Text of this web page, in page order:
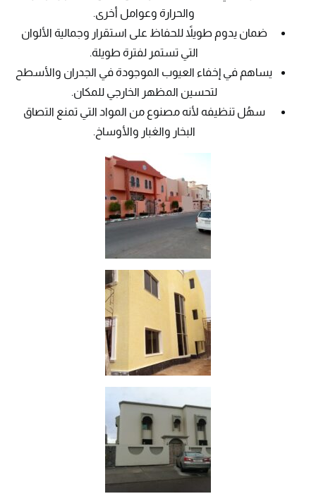
والحرارة وعوامل أخرى.
ضمان يدوم طويلاً للحفاظ على استقرار وجمالية الألوان
التي تستمر لفترة طويلة.
يساهم في إخفاء العيوب الموجودة في الجدران والأسطح
لتحسين المظهر الخارجي للمكان.
سهُل تنظيفه لأنه مصنوع من المواد التي تمنع التصاق
البخار والغبار والأوساخ.